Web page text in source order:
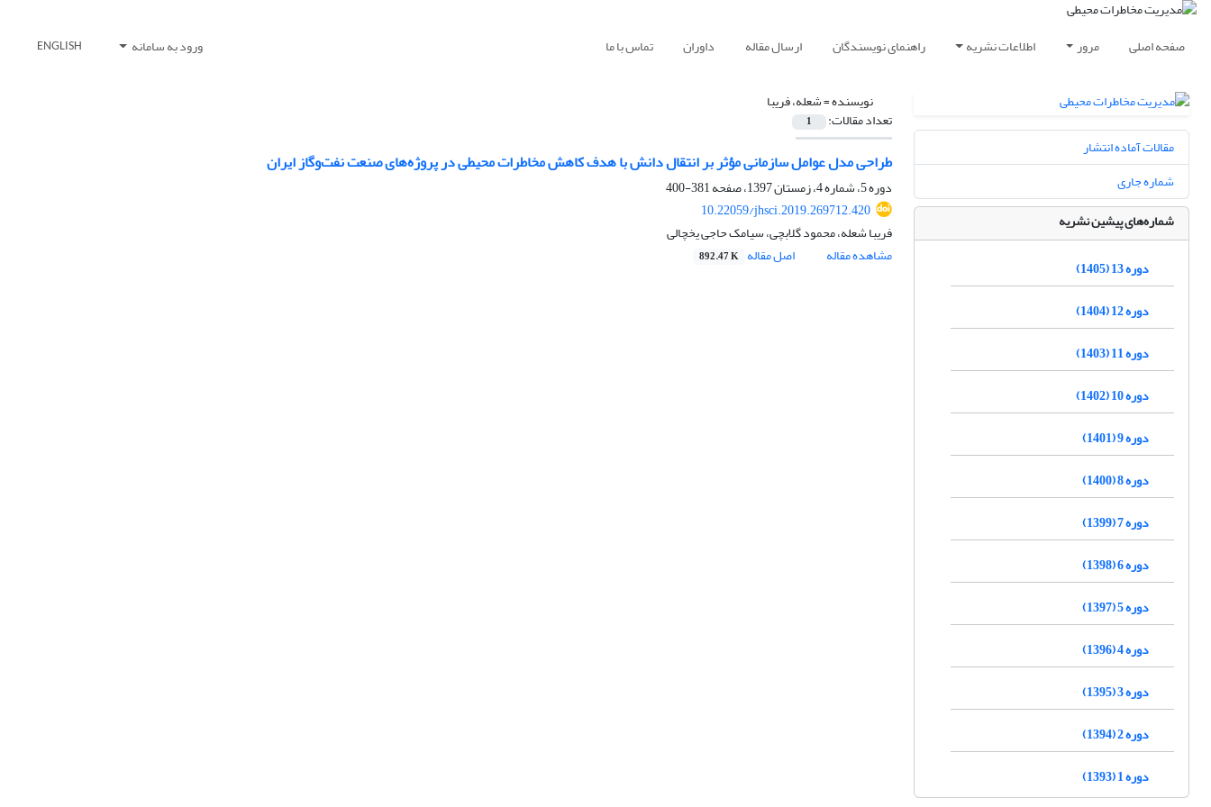
صفحه اصلی مرور اطلاعات نشریه راهنمای نویسندگان ارسال مقاله داوران تماس با ما ورود به سامانه ENGLISH
نویسنده =شعله، فریبا
تعداد مقالات: 1
طراحی مدل عوامل سازمانی مؤثر بر انتقال دانش با هدف کاهش مخاطرات محیطی در پروژه‌های صنعت نفت‌وگاز ایران
دوره 5، شماره 4، زمستان 1397، صفحه
381-400
10.22059/jhsci.2019.269712.420
فریبا شعله، محمود گلابچی، سیامک حاجی یخچالی
مشاهده مقاله
اصل مقاله 892.47 K
مقالات آماده انتشار
شماره جاری
شماره‌های پیشین نشریه
دوره 13 (1405)
دوره 12 (1404)
دوره 11 (1403)
دوره 10 (1402)
دوره 9 (1401)
دوره 8 (1400)
دوره 7 (1399)
دوره 6 (1398)
دوره 5 (1397)
دوره 4 (1396)
دوره 3 (1395)
دوره 2 (1394)
دوره 1 (1393)